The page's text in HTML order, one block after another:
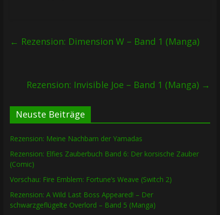
← Rezension: Dimension W – Band 1 (Manga)
Rezension: Invisible Joe – Band 1 (Manga) →
Neuste Beiträge
Rezension: Meine Nachbarn der Yamadas
Rezension: Elfies Zauberbuch Band 6: Der korsische Zauber
(Comic)
Vorschau: Fire Emblem: Fortune’s Weave (Switch 2)
Rezension: A Wild Last Boss Appeared! – Der
schwarzgeflügelte Overlord – Band 5 (Manga)